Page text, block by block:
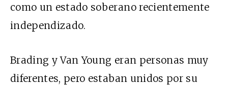
como un estado soberano recientemente
independizado.
Brading y Van Young eran personas muy
diferentes, pero estaban unidos por su